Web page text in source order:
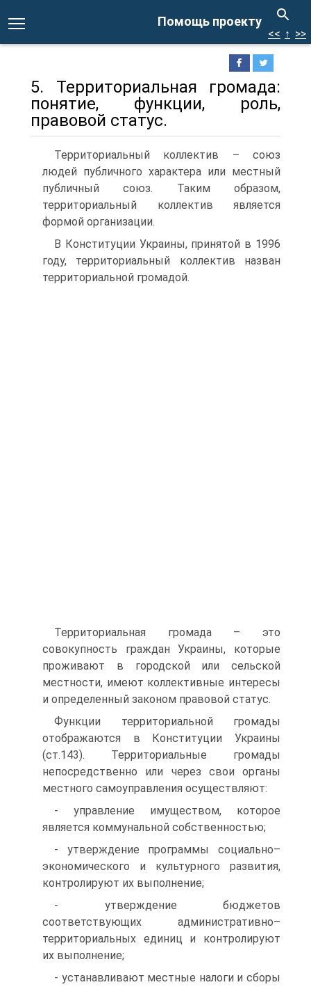
Помощь проекту
<< ↑ >>
5. Территориальная громада:
понятие, функции, роль,
правовой статус.
Территориальный коллектив – союз
людей публичного характера или местный
публичный союз. Таким образом,
территориальный коллектив является
формой организации.
В Конституции Украины, принятой в 1996
году, территориальный коллектив назван
территориальной громадой.
Территориальная громада – это
совокупность граждан Украины, которые
проживают в городской или сельской
местности, имеют коллективные интересы
и определенный законом правовой статус.
Функции территориальной громады
отображаются в Конституции Украины
(ст.143). Территориальные громады
непосредственно или через свои органы
местного самоуправления осуществляют:
- управление имуществом, которое
является коммунальной собственностью;
- утверждение программы социально–
экономического и культурного развития,
контролируют их выполнение;
- утверждение бюджетов
соответствующих административно–
территориальных единиц и контролируют
их выполнение;
- устанавливают местные налоги и сборы